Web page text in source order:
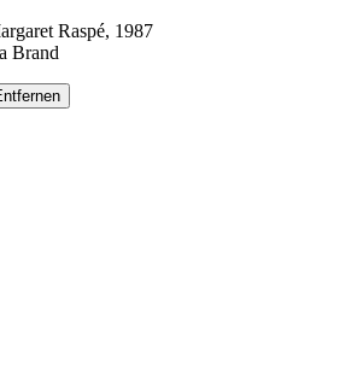
Raspé, 1987
Brand